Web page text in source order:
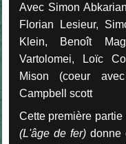
Avec Simon
Florian Lesieur,
Klein, Benoît
Vartolomei, Loïc
Mison (coeur
Campbell scott
Cette première
(L'âge de fer)donne